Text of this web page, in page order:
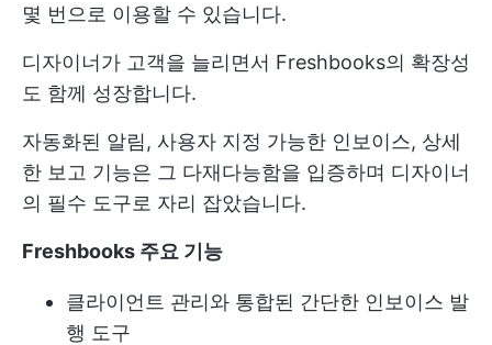
몇 번으로 이용할 수 있습니다.
디자이너가 고객을 늘리면서 Freshbooks의 확장성
도 함께 성장합니다.
자동화된 알림, 사용자 지정 가능한 인보이스, 상세
한 보고 기능은 그 다재다능함을 입증하며 디자이너
의 필수 도구로 자리 잡았습니다.
Freshbooks 주요 기능
클라이언트 관리와 통합된 간단한 인보이스 발
행 도구